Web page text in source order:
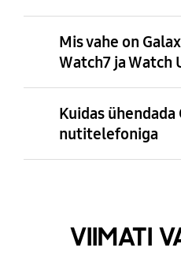
Mis vahe on
Watch7 ja Watch
Kuidas ühendada
nutitelefoniga
VIIMATI